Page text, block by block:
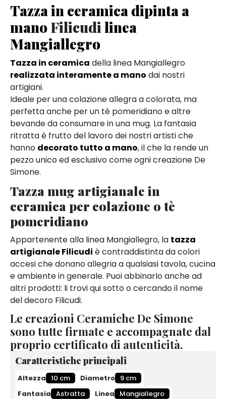
Tazza in ceramica dipinta a
manoFilicudilinea
Mangiallegro
Tazza in ceramica della linea Mangiallegro
realizzata interamente a mano dai nostri
artigiani.
Ideale per una colazione allegra a colorata, ma
perfetta anche per un tè pomeridiano e altre
bevande da consumare in una mug. La fantasia
ritratta è frutto del lavoro dei nostri artisti che
hanno decorato tutto a mano, il che la rende un
pezzo unico ed esclusivo come ogni creazione De
Simone.
Tazza mug artigianale in
ceramica per colazione o tè
pomeridiano
Appartenente alla linea Mangiallegro, la tazza
artigianale Filicudi è contraddistinta da colori
accesi che donano allegria a qualsiasi tavola, cucina
e ambiente in generale. Puoi abbinarlo anche ad
altri prodotti: li trovi qui sotto o cercando il nome
del decoro Filicudi.
Le creazioni Ceramiche De Simone
sono tutte firmate e accompagnate dal
proprio certificato di autenticità.
Caratteristiche principali
Altezza 10 cm Diametro 9 cm
Fantasia Astratta Linea
Mangiallegro